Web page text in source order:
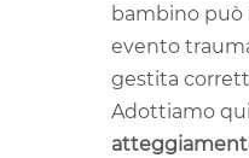
bambino può
evento
gestita
Adottiamo